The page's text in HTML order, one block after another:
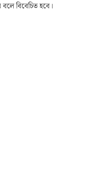
বলে বিবেচিত হবে।